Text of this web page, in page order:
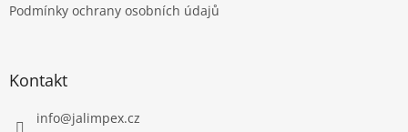
Podmínky ochrany osobních údajů
Kontakt
info@jalimpex.cz